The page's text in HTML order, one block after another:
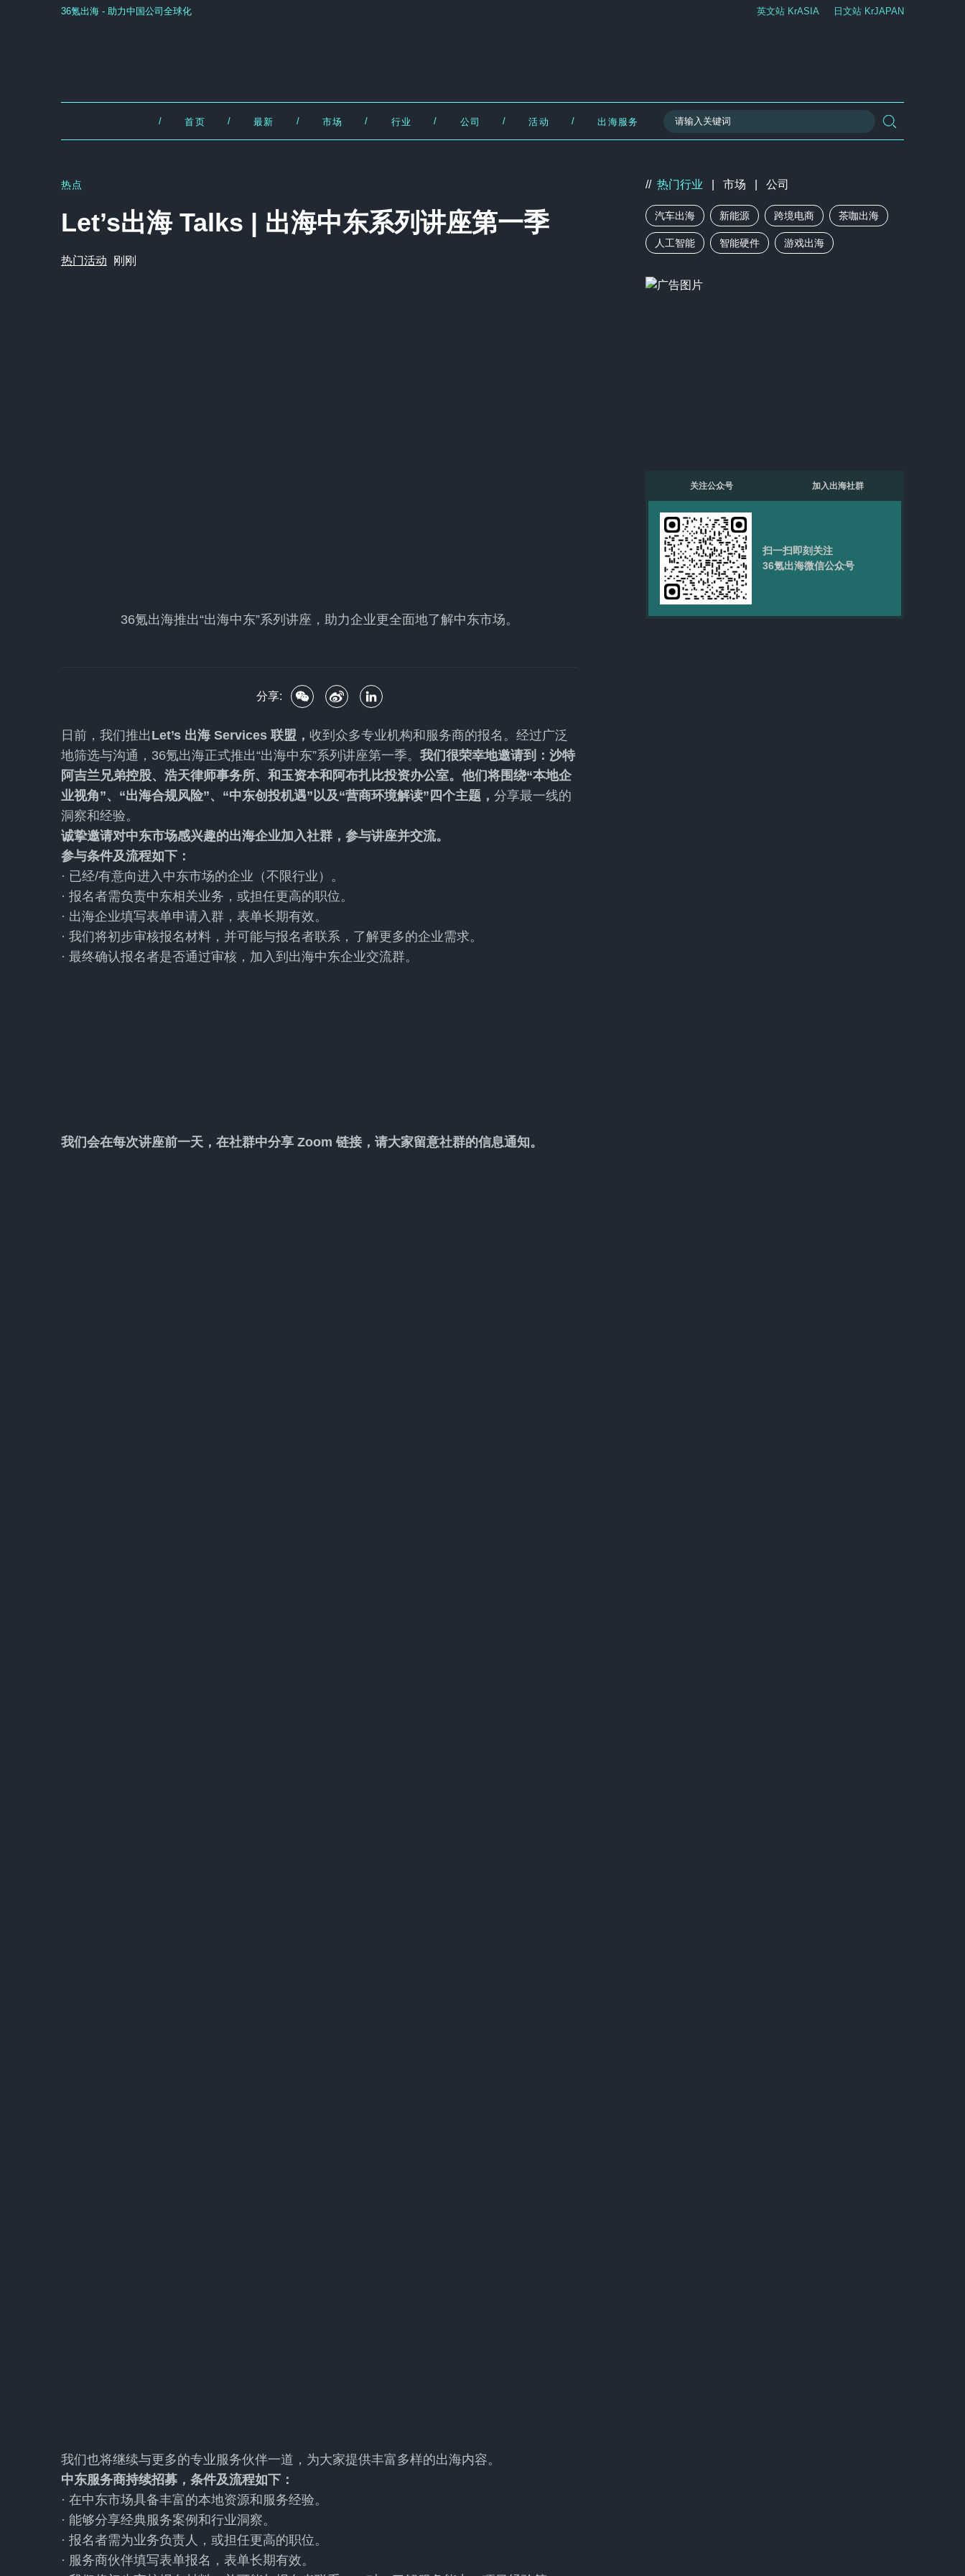
36氪出海 - 助力中国公司全球化 英文站 KrASIA 日文站 KrJAPAN
/ 首页 / 最新 / 市场 / 行业 / 公司 / 活动 / 出海服务
热点
Let’s出海 Talks | 出海中东系列讲座第一季
热门活动 刚刚
36氪出海推出“出海中东”系列讲座，助力企业更全面地了解中东市场。
分享:
日前，我们推出Let’s 出海 Services 联盟， 收到众多专业机构和服务商的报名。经过广泛
地筛选与沟通，36氪出海正式推出“出海中东”系列讲座第一季。 我们很荣幸地邀请到：沙特
阿吉兰兄弟控股、浩天律师事务所、和玉资本和阿布扎比投资办公室。他们将围绕“本地企
业视角”、“出海合规风险”、“中东创投机遇”以及“营商环境解读”四个主题， 分享最一线的
洞察和经验。
诚挚邀请对中东市场感兴趣的出海企业加入社群，参与讲座并交流。
参与条件及流程如下：
· 已经/有意向进入中东市场的企业（不限行业）。
· 报名者需负责中东相关业务，或担任更高的职位。
· 出海企业填写表单申请入群，表单长期有效。
· 我们将初步审核报名材料，并可能与报名者联系，了解更多的企业需求。
· 最终确认报名者是否通过审核，加入到出海中东企业交流群。
我们会在每次讲座前一天，在社群中分享 Zoom 链接，请大家留意社群的信息通知。
我们也将继续与更多的专业服务伙伴一道，为大家提供丰富多样的出海内容。
中东服务商持续招募，条件及流程如下：
· 在中东市场具备丰富的本地资源和服务经验。
· 能够分享经典服务案例和行业洞察。
· 报名者需为业务负责人，或担任更高的职位。
· 服务商伙伴填写表单报名，表单长期有效。
// 热门行业 市场 公司
汽车出海 新能源 跨境电商 茶咖出海
人工智能 智能硬件 游戏出海
关注公众号 加入出海社群
扫一扫即刻关注
36氪出海微信公众号